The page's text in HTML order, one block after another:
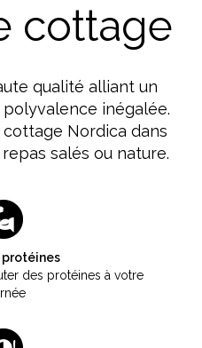
cottage
qualité alliant un
inégalée.
Nordica dans
salés ou nature.
protéines
des protéines à votre